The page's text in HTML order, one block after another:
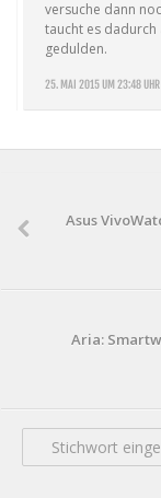
25. MAI 2015 UM 23:48 UHR
versuche dann
taucht es dadurch
gedulden.
Asus
Aria: